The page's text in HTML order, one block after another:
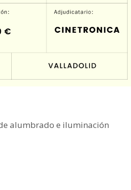
alumbrado e iluminación